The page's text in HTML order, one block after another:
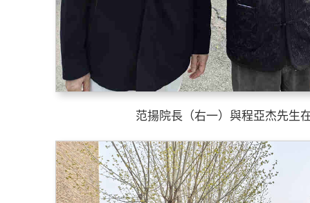
范揚院長（右一）與程亞杰先生